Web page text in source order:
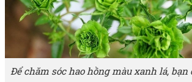
Để chăm sóc hao hồng màu xanh lá,